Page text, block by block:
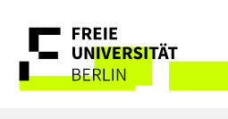
direkt
Inhalt
Service-
Navigation